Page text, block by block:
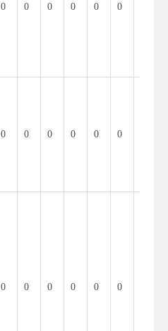
0 0 0 0 0 0
0 0 0 0 0 0
0 0 0 0 0 0